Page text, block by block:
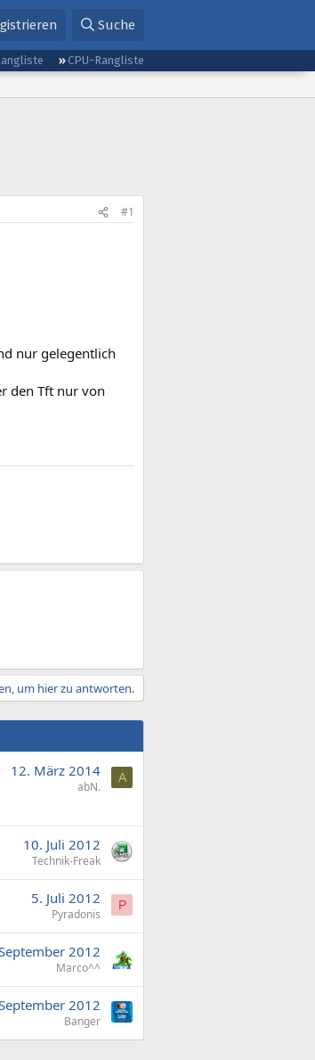
Suche
CPU-Rangliste
#1
nur gelegentlich
den Tft nur von
um hier zu antworten.
12. März 2014
abN.
A
10. Juli 2012
Technik-Freak
5. Juli 2012
Pyradonis
P
2012
Marco^^
2012
Banger